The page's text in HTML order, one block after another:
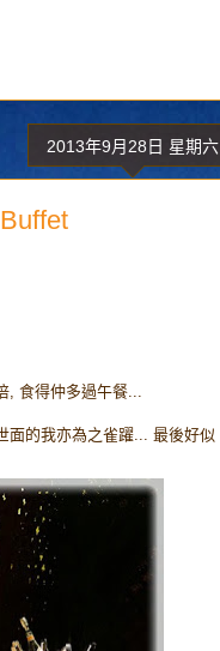
2013年9月28日 星期六
食得仲多過午餐...
面的我亦為之雀躍... 最後好似